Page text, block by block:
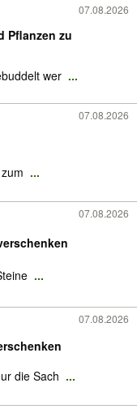
07.08.2026
Pflanzen zu
wer ...
07.08.2026
...
07.08.2026
...
07.08.2026
die Sach ...